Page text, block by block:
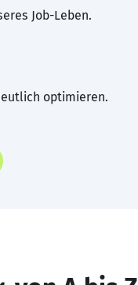
Job-Leben.
optimieren.